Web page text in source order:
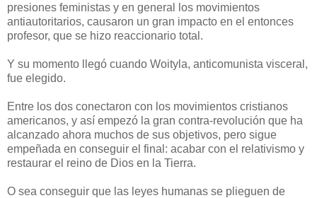
presiones feministas y en general los movimientos
antiautoritarios, causaron un gran impacto en el entonces
profesor, que se hizo reaccionario total.
Y su momento llegó cuando Woityla, anticomunista visceral,
fue elegido.
Entre los dos conectaron con los movimientos cristianos
americanos, y así empezó la gran contra-revolución que ha
alcanzado ahora muchos de sus objetivos, pero sigue
empeñada en conseguir el final: acabar con el relativismo y
restaurar el reino de Dios en la Tierra.
O sea conseguir que las leyes humanas se plieguen de